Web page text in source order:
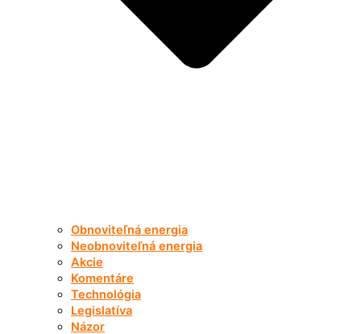
Obnoviteľná energia
Neobnoviteľná energia
Akcie
Komentáre
Technológia
Legislatíva
Názor